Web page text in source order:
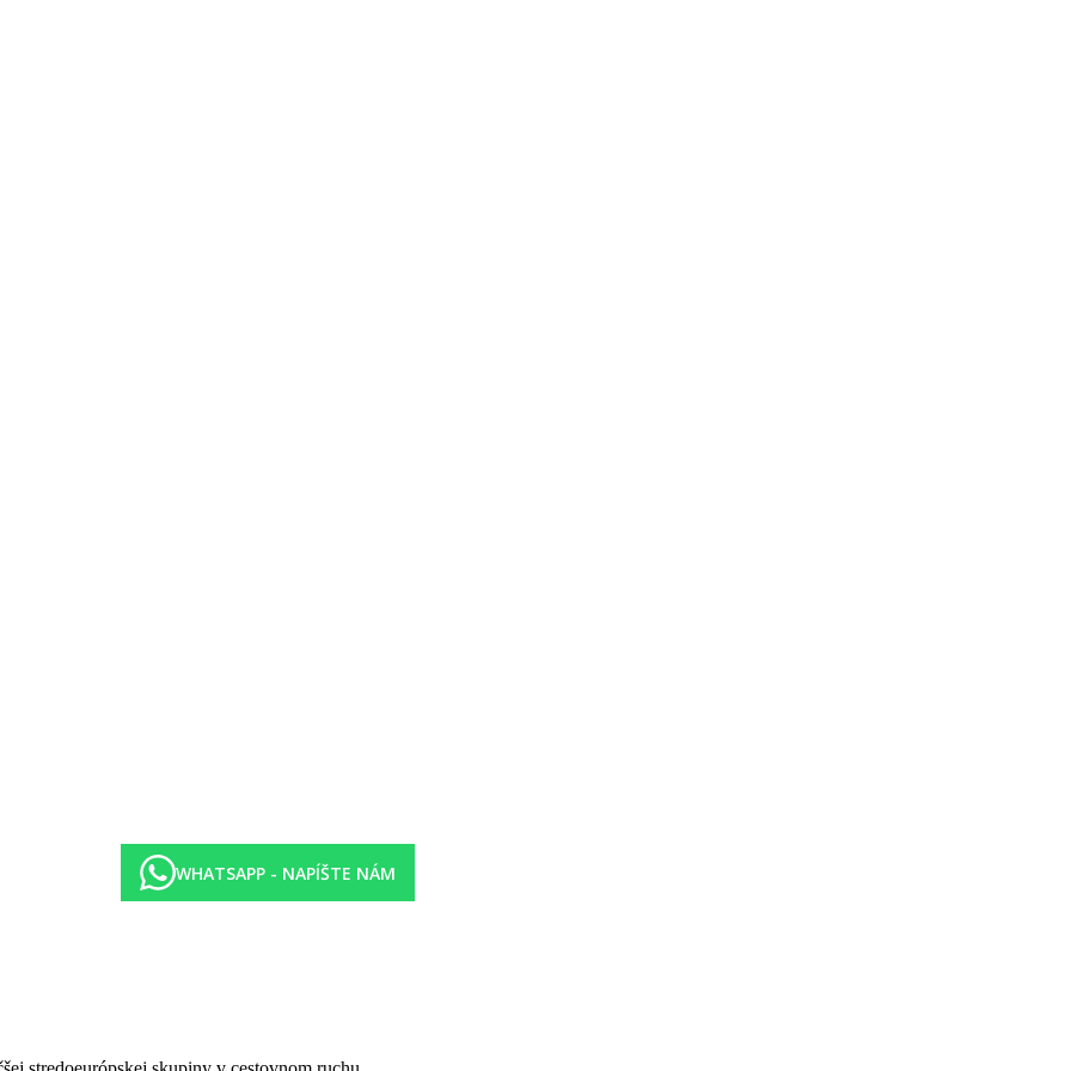
reštaurácia (Gourmet Restaurant za poplatok, otvorená 3x v týždni), bar, práčovňa za poplatok, zmenáreň, hotelový obchod, bankomat,
terasa na opaľovanie s lehátkami a slnečníkmi zdarma, bar pri bazéne.
zdarma
nápojov. V čase 10.30 - 12.30 sú v bare ponúkané neskoré raňajky.
si môžete vychutnať tie najlepšie predstavenia a zároveň popíjať obľúbený nápoj.
ktoré ponúka úchvatný výhľad na more, tu si hostia môžu dopriať nápoj alebo kávu bez toho, aby opustili bazén, alebo si dať
plážový bar.
plážový volejbal, šípky, boccia, tenis
bicyklov (nepatrí k hotleu)
bufetu, počas dňa ľahké občerstvenie, neobmedzené množstvo rozlievaných nealkoholických a alkoholických nápojov miestnej a
WHATSAPP - NAPÍŠTE NÁM